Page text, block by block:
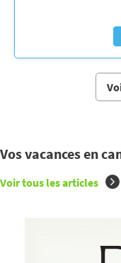
Vos vacances en
Voir tous les articles